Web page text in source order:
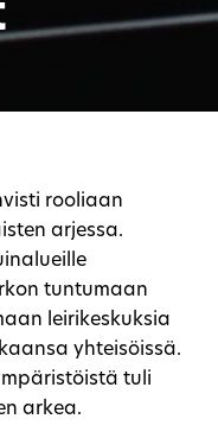
rooliaan
arjessa.
tuntumaan
leirikeskuksia
yhteisöissä.
tuli
arkea.